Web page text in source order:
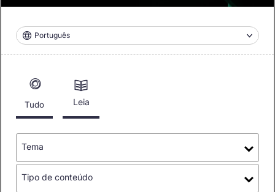
Português
Tudo Leia
Tema
Tipo de conteúdo